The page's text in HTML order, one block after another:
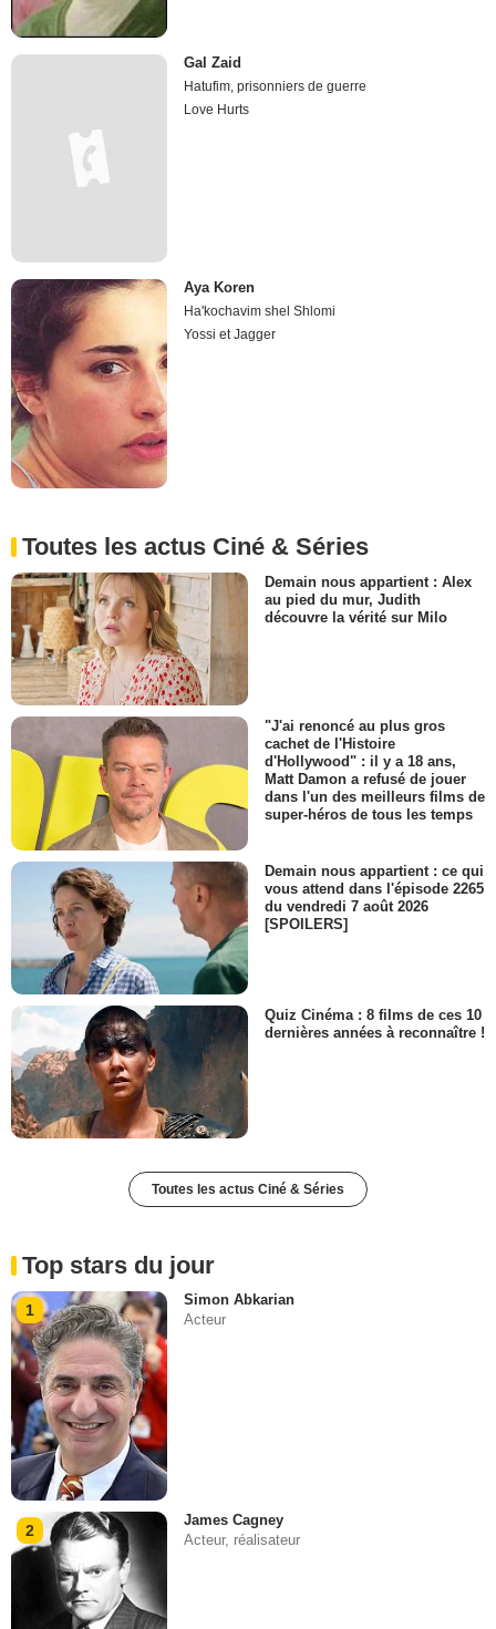
Gal Zaid
Hatufim, prisonniers de guerre
Love Hurts
Aya Koren
Ha'kochavim shel Shlomi
Yossi et Jagger
Toutes les actus Ciné & Séries
Demain nous appartient : Alex
au pied du mur, Judith
découvre la vérité sur Milo
"J'ai renoncé au plus gros
cachet de l'Histoire
d'Hollywood" : il y a 18 ans,
Matt Damon a refusé de jouer
dans l'un des meilleurs films de
super-héros de tous les temps
Demain nous appartient : ce qui
vous attend dans l'épisode 2265
du vendredi 7 août 2026
[SPOILERS]
Quiz Cinéma : 8 films de ces 10
dernières années à reconnaître !
Toutes les actus Ciné & Séries
Top stars du jour
1
Simon Abkarian
Acteur
2
James Cagney
Acteur, réalisateur